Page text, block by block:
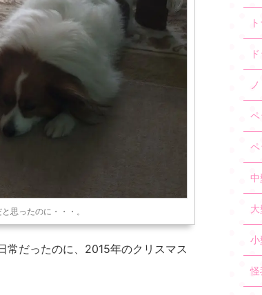
思ったのに・・・。
常だったのに、2015年のクリスマス
ペ
ペ
中
小
怪